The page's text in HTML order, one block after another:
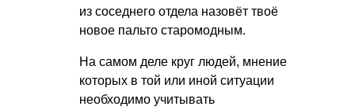
из соседнего отдела назовёт твоё
новое пальто старомодным.
На самом деле круг людей, мнение
которых в той или иной ситуации
необходимо учитывать